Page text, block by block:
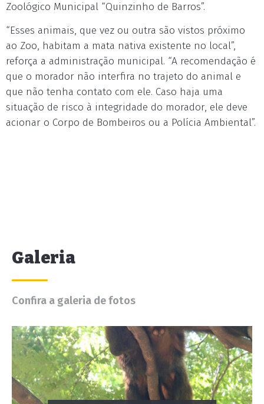
Zoológico Municipal “Quinzinho de Barros”.
“Esses animais, que vez ou outra são vistos próximo
ao Zoo, habitam a mata nativa existente no local”,
reforça a administração municipal. “A recomendação é
que o morador não interfira no trajeto do animal e
que não tenha contato com ele. Caso haja uma
situação de risco à integridade do morador, ele deve
acionar o Corpo de Bombeiros ou a Polícia Ambiental”.
Galeria
Confira a galeria de fotos